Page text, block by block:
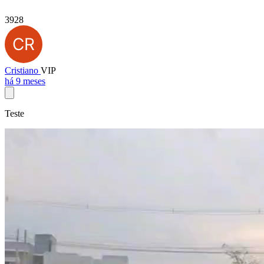
3928
Cristiano VIP
há 9 meses
Teste